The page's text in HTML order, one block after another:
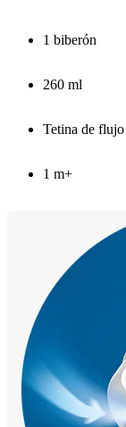
1 biberón
260 ml
Tetina de
1 m+